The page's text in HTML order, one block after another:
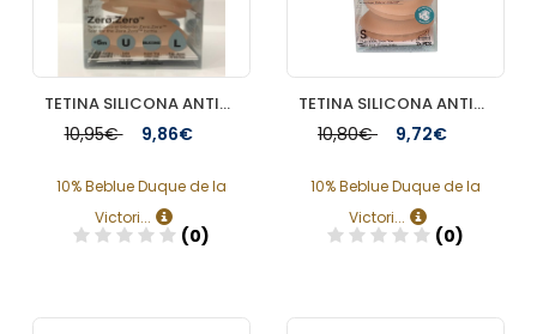
TETINA SILICONA ANTICOLICO SUAVINEX FLUJO L
10,95€ 9,86€
10% Beblue Duque de la
Victori...
(0)
TETINA SILICONA ANTICOLICO SUAVINEX FLUJO S
10,80€ 9,72€
10% Beblue Duque de la
Victori...
(0)